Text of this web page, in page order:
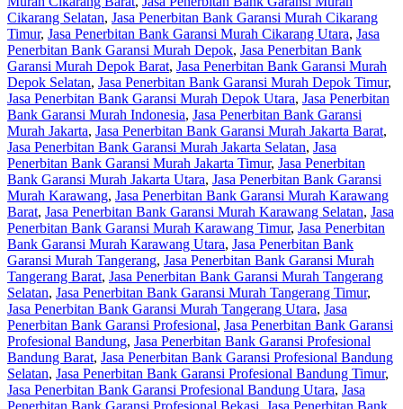
Cikarang Selatan, Jasa Penerbitan Bank Garansi Murah Cikarang
Timur, Jasa Penerbitan Bank Garansi Murah Cikarang Utara, Jasa
Penerbitan Bank Garansi Murah Depok, Jasa Penerbitan Bank
Garansi Murah Depok Barat, Jasa Penerbitan Bank Garansi Murah
Depok Selatan, Jasa Penerbitan Bank Garansi Murah Depok Timur,
Jasa Penerbitan Bank Garansi Murah Depok Utara, Jasa Penerbitan
Bank Garansi Murah Indonesia, Jasa Penerbitan Bank Garansi
Murah Jakarta, Jasa Penerbitan Bank Garansi Murah Jakarta Barat,
Jasa Penerbitan Bank Garansi Murah Jakarta Selatan, Jasa
Penerbitan Bank Garansi Murah Jakarta Timur, Jasa Penerbitan
Bank Garansi Murah Jakarta Utara, Jasa Penerbitan Bank Garansi
Murah Karawang, Jasa Penerbitan Bank Garansi Murah Karawang
Barat, Jasa Penerbitan Bank Garansi Murah Karawang Selatan, Jasa
Penerbitan Bank Garansi Murah Karawang Timur, Jasa Penerbitan
Bank Garansi Murah Karawang Utara, Jasa Penerbitan Bank
Garansi Murah Tangerang, Jasa Penerbitan Bank Garansi Murah
Tangerang Barat, Jasa Penerbitan Bank Garansi Murah Tangerang
Selatan, Jasa Penerbitan Bank Garansi Murah Tangerang Timur,
Jasa Penerbitan Bank Garansi Murah Tangerang Utara, Jasa
Penerbitan Bank Garansi Profesional, Jasa Penerbitan Bank Garansi
Profesional Bandung, Jasa Penerbitan Bank Garansi Profesional
Bandung Barat, Jasa Penerbitan Bank Garansi Profesional Bandung
Selatan, Jasa Penerbitan Bank Garansi Profesional Bandung Timur,
Jasa Penerbitan Bank Garansi Profesional Bandung Utara, Jasa